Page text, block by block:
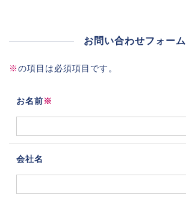
お問い合わせフォーム
※ の項目は必須項目です。
お名前 ※
会社名